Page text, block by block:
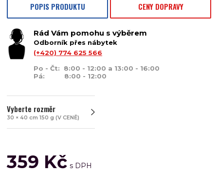
POPIS PRODUKTU CENY DOPRAVY
Rád Vám pomohu s výběrem
Odborník přes nábytek
(+420) 774 625 566
Po - Čt: 8:00 - 12:00 a 13:00 - 16:00
Pá: 8:00 - 12:00
Vyberte rozměr
30 × 40 cm 150 g (V CENĚ)
359 Kč